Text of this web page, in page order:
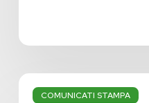
COMUNICATI STAMPA
Bilancio:
troppi